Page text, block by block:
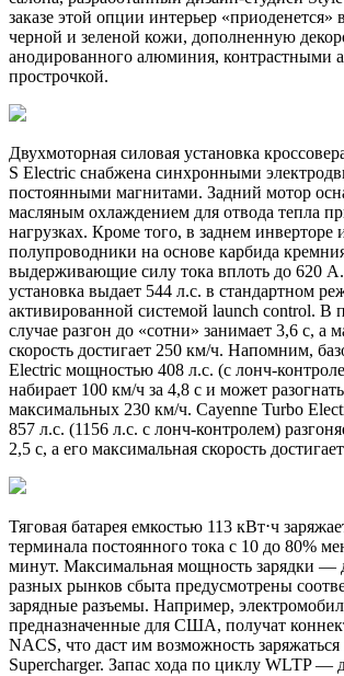
заказе этой опции интерьер
черной и зеленой кожи, дополненную
анодированного алюминия, контрастными
прострочкой.
Двухмоторная силовая установка
S Electric снабжена синхронными
постоянными магнитами. Задний мотор
масляным охлаждением для отвода тепла
нагрузках. Кроме того, в заднем инверторе
полупроводники на основе карбида
выдерживающие силу тока вплоть до 620
установка выдает 544 л.с. в стандартном
активированной системой launch control. В
случае разгон до «сотни» занимает 3,6 с, а
скорость достигает 250 км/ч. Напомним,
Electric мощностью 408 л.с. (с лонч-
набирает 100 км/ч за 4,8 с и может
максимальных 230 км/ч. Cayenne Turbo
857 л.с. (1156 л.с. с лонч-контролем)
2,5 с, а его максимальная скорость
Тяговая батарея емкостью 113 кВт⋅ч
терминала постоянного тока с 10 до 80%
минут. Максимальная мощность зарядки —
разных рынков сбыта предусмотрены
зарядные разъемы. Например,
предназначенные для США, получат
NACS, что даст им возможность заряжаться
Supercharger. Запас хода по циклу WLTP —